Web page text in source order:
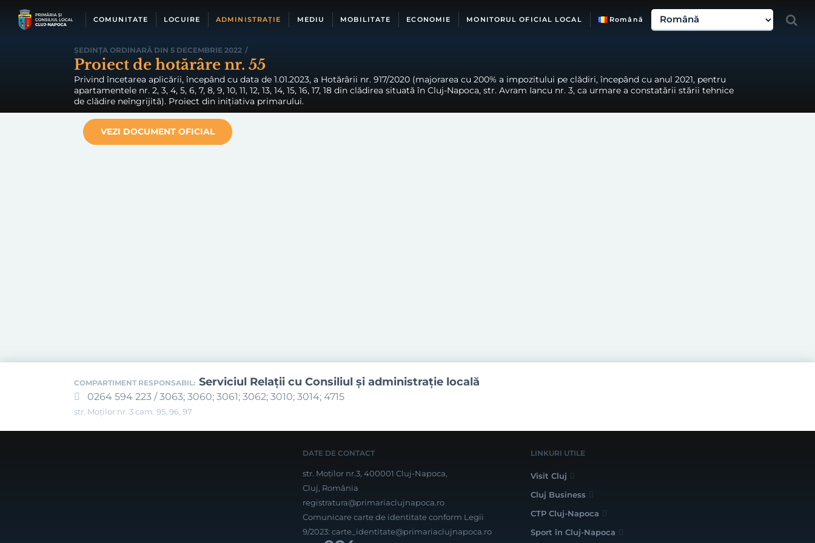
COMUNITATE LOCUIRE ADMINISTRAȚIE MEDIU MOBILITATE ECONOMIE MONITORUL OFICIAL LOCAL Română
ȘEDINȚA ORDINARĂ DIN 5 DECEMBRIE 2022 /
Proiect de hotărâre nr. 55
Privind încetarea aplicării, începând cu data de 1.01.2023, a Hotărârii nr. 917/2020 (majorarea cu 200% a impozitului pe clădiri, începând cu anul 2021, pentru
apartamentele nr. 2, 3, 4, 5, 6, 7, 8, 9, 10, 11, 12, 13, 14, 15, 16, 17, 18 din clădirea situată în Cluj-Napoca, str. Avram Iancu nr. 3, ca urmare a constatării stării tehnice
de clădire neîngrijită). Proiect din inițiativa primarului.
VEZI DOCUMENT OFICIAL
COMPARTIMENT RESPONSABIL: Serviciul Relaţii cu Consiliul şi administraţie locală
0264 594 223 / 3063; 3060; 3061; 3062; 3010; 3014; 4715
str. Moților nr. 3 cam. 95, 96, 97
DATE DE CONTACT
str. Moților nr.3, 400001 Cluj-Napoca,
Cluj, România
registratura@primariaclujnapoca.ro
Comunicare carte de identitate conform Legii
9/2023: carte_identitate@primariaclujnapoca.ro
LINKURI UTILE
Visit Cluj
Cluj Business
CTP Cluj-Napoca
Sport în Cluj-Napoca